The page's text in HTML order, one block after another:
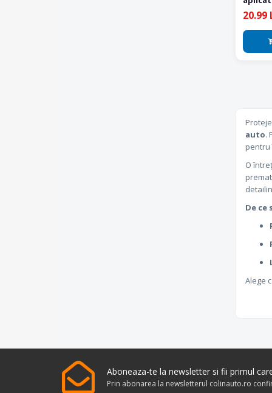
Produse Porsche
Produse PROTEC 13
20.99
auto.
pentru
O
De
Alege
Aboneaza-te la newsletter si fii primul
Prin abonarea la newsletterul colinauto.ro